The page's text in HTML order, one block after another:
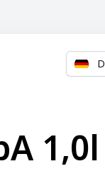
1,0l